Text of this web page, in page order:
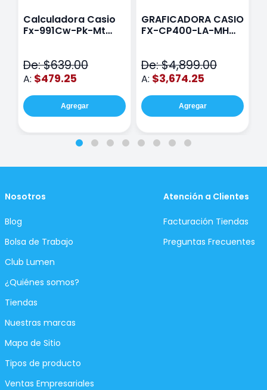
Calculadora Casio
Fx-991Cw-Pk-Mt
De: $639.00
A: $479.25
Agregar
GRAFICADORA CASIO
FX-CP400-LA-MH
De: $4,899.00
A: $3,674.25
Agregar
Nosotros
Blog
Bolsa de Trabajo
Club Lumen
¿Quiénes somos?
Tiendas
Nuestras marcas
Mapa de Sitio
Tipos de producto
Ventas Empresariales
Atención a Clientes
Facturación Tiendas
Preguntas Frecuentes